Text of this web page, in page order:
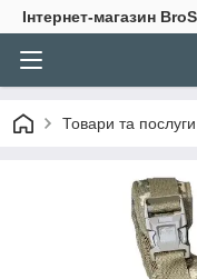
Інтернет-магазин
Товари та послуги